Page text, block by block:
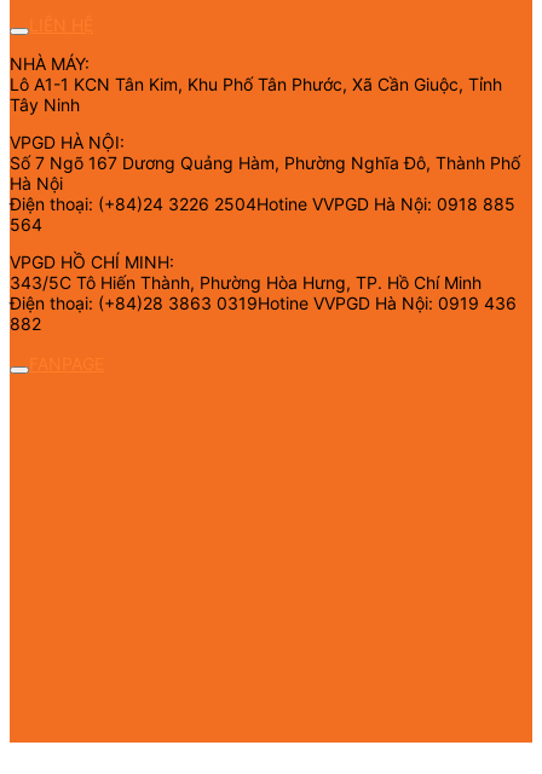
NHÀ MÁY:
Lô A1-1 KCN Tân Kim, Khu Phố Tân Phước, Xã Cần Giuộc, Tỉnh
Tây Ninh
VPGD HÀ NỘI:
Số 7 Ngõ 167 Dương Quảng Hàm, Phường Nghĩa Đô, Thành Phố
Hà Nội
Điện thoại: (+84)24 3226 2504Hotine VVPGD Hà Nội: 0918 885
564
VPGD HỒ CHÍ MINH:
343/5C Tô Hiến Thành, Phường Hòa Hưng, TP. Hồ Chí Minh
Điện thoại: (+84)28 3863 0319Hotine VVPGD Hà Nội: 0919 436
882